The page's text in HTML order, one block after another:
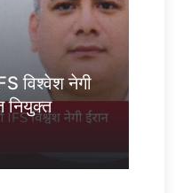
विश्वेश नेगी
नियुक्त